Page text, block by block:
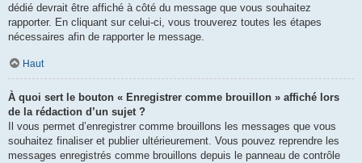
dédié devrait être affiché à côté du message que vous souhaitez
rapporter. En cliquant sur celui-ci, vous trouverez toutes les étapes
nécessaires afin de rapporter le message.
Haut
À quoi sert le bouton « Enregistrer comme brouillon » affiché lors
de la rédaction d’un sujet ?
Il vous permet d’enregistrer comme brouillons les messages que vous
souhaitez finaliser et publier ultérieurement. Vous pouvez reprendre les
messages enregistrés comme brouillons depuis le panneau de contrôle